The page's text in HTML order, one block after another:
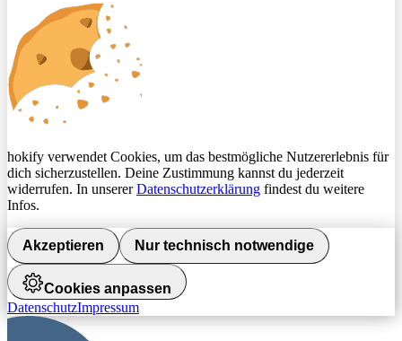
hokify verwendet Cookies, um das bestmögliche Nutzererlebnis für
dich sicherzustellen. Deine Zustimmung kannst du jederzeit
widerrufen. In unsererDatenschutzerklärung findest du weitere
Infos.
Akzeptieren Nur technisch notwendige
Cookies anpassen
DatenschutzImpressum